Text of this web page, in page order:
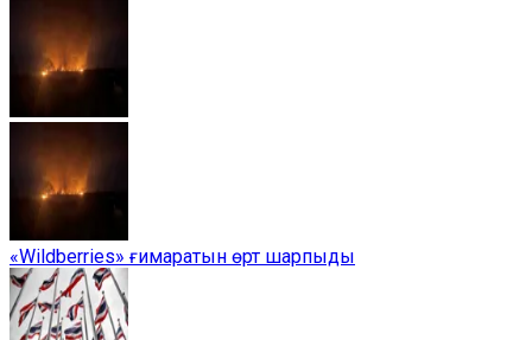
«Wildberries» ғимаратын өрт шарпыды